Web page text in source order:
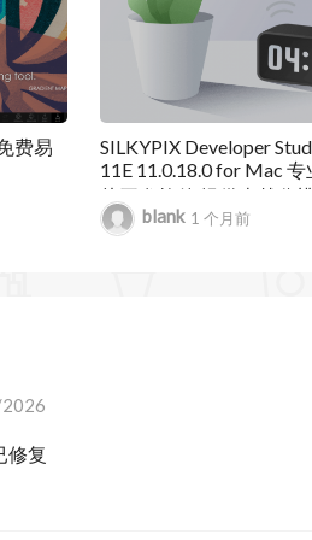
频繁地更新。Luminar Neo
对内存使用进行了许多小的
效果、使用图层和导出。
底改变您的照片。 Luminar
调的独特控制。
探索创造力，并将照片与其
添创意并对其进行个性化。
费易
SILKYPIX Developer
11E 11.0.18.0 for Mac 专
片开发软件 提供卓越分
大后期处理功能
blank 1 个月前
修复